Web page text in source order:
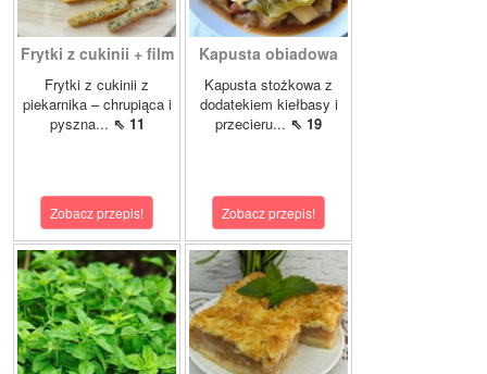
Frytki z cukinii + film
Frytki z cukinii z
piekarnika – chrupiąca i
pyszna... ⇖ 11
Zobacz przepis!
Kapusta obiadowa
Kapusta stożkowa z
dodatekiem kiełbasy i
przecieru... ⇖ 19
Zobacz przepis!